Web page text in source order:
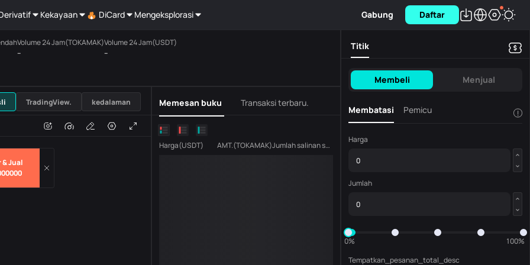
Kekayaan DiCard Mengeksplorasi Gabung Daftar
& Jual
Volume 24 Jam(TOKAMAK)
--
Volume 24 Jam(USDT)
--
USDT
Volume
TradingView. kedalaman Memesan buku Transaksi terbaru.
Harga(USDT) AMT.(TOKAMAK) Jumlah salinan saat ini TOKAMAK
Titik
Membeli Menjual
Membatasi Pemicu !
Harga
Jumlah
0%
100%
Tempatkan_pesanan_total_desc